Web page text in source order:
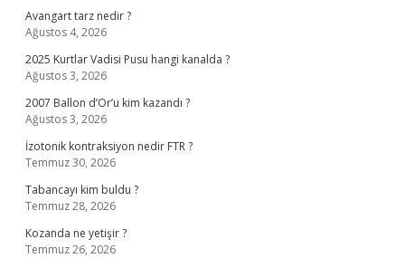
Avangart tarz nedir ?
Ağustos 4, 2026
2025 Kurtlar Vadisi Pusu hangi kanalda ?
Ağustos 3, 2026
2007 Ballon d’Or’u kim kazandı ?
Ağustos 3, 2026
İzotonik kontraksiyon nedir FTR ?
Temmuz 30, 2026
Tabancayı kim buldu ?
Temmuz 28, 2026
Kozanda ne yetişir ?
Temmuz 26, 2026